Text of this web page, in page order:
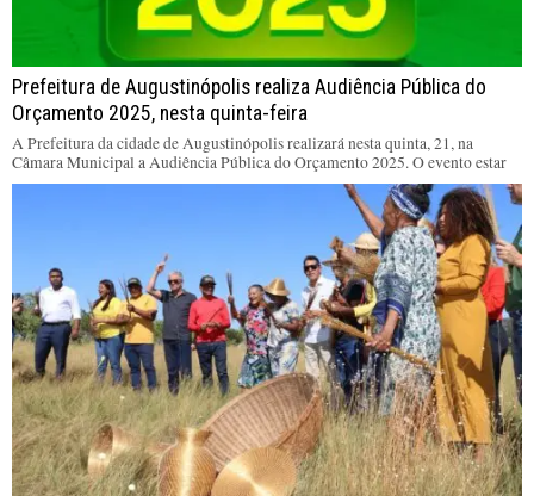
Prefeitura de Augustinópolis realiza Audiência Pública do
Orçamento 2025, nesta quinta-feira
A Prefeitura da cidade de Augustinópolis realizará nesta quinta, 21, na
Câmara Municipal a Audiência Pública do Orçamento 2025. O evento estar